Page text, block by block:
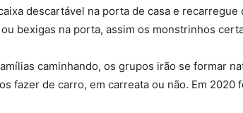
descartável na porta de casa e
bexigas na porta, assim os monstrinhos
caminhando, os grupos irão se formar
fazer de carro, em carreata ou não. Em